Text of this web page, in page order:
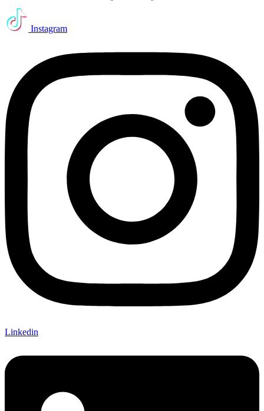
Instagram
Linkedin